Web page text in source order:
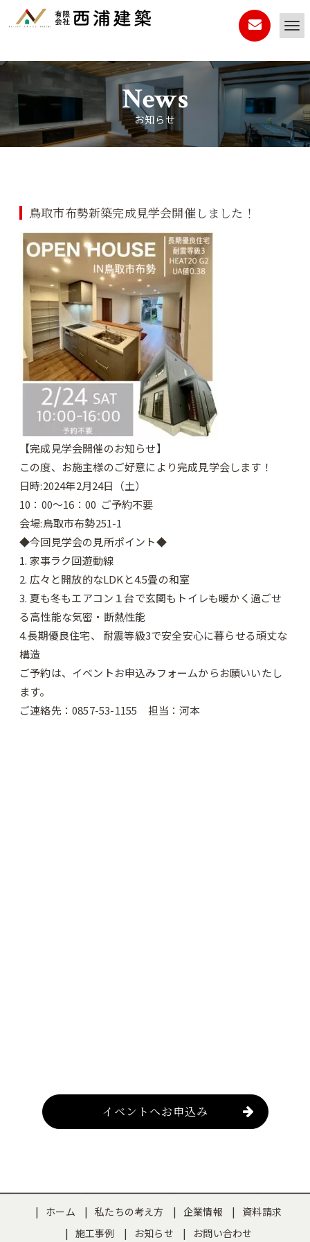
News
お知らせ
鳥取市布勢新築完成見学会開催しました！
【完成見学会開催のお知らせ】
この度、お施主様のご好意により完成見学会します！
日時:2024年2月24日（土）
10：00～16：00 ご予約不要
会場:鳥取市布勢251-1
◆今回見学会の見所ポイント◆
1. 家事ラク回遊動線
2. 広々と開放的なLDKと4.5畳の和室
3. 夏も冬もエアコン１台で玄関もトイレも暖かく過ごせ
る高性能な気密・断熱性能
4.長期優良住宅、 耐震等級3で安全安心に暮らせる頑丈な
構造
ご予約は、イベントお申込みフォームからお願いいたし
ます。
ご連絡先：0857-53-1155 担当：河本
イベントへお申込み
ホーム 私たちの考え方 企業情報
資料請求
施工事例
お知らせ お問い合わせ